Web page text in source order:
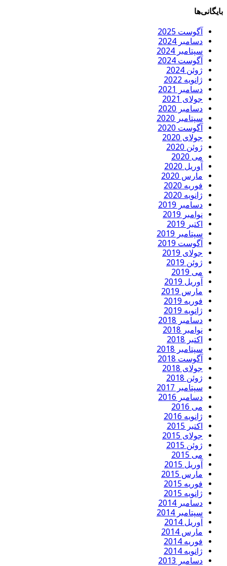
بایگانی‌ها
آگوست 2025
دسامبر 2024
سپتامبر 2024
آگوست 2024
ژوئن 2024
ژانویه 2022
دسامبر 2021
جولای 2021
دسامبر 2020
سپتامبر 2020
آگوست 2020
جولای 2020
ژوئن 2020
می 2020
آوریل 2020
مارس 2020
فوریه 2020
ژانویه 2020
دسامبر 2019
نوامبر 2019
اکتبر 2019
سپتامبر 2019
آگوست 2019
جولای 2019
ژوئن 2019
می 2019
آوریل 2019
مارس 2019
فوریه 2019
ژانویه 2019
دسامبر 2018
نوامبر 2018
اکتبر 2018
سپتامبر 2018
آگوست 2018
جولای 2018
ژوئن 2018
سپتامبر 2017
دسامبر 2016
می 2016
ژانویه 2016
اکتبر 2015
جولای 2015
ژوئن 2015
می 2015
آوریل 2015
مارس 2015
فوریه 2015
ژانویه 2015
دسامبر 2014
سپتامبر 2014
آوریل 2014
مارس 2014
فوریه 2014
ژانویه 2014
دسامبر 2013